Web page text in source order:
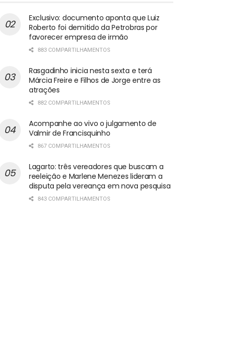
Exclusivo: documento aponta que Luiz
Roberto foi demitido da Petrobras por
favorecer empresa de irmão
883 COMPARTILHAMENTOS
Rasgadinho inicia nesta sexta e terá
Márcia Freire e Filhos de Jorge entre as
atrações
882 COMPARTILHAMENTOS
Acompanhe ao vivo o julgamento de
Valmir de Francisquinho
867 COMPARTILHAMENTOS
Lagarto: três vereadores que buscam a
reeleição e Marlene Menezes lideram a
disputa pela vereança em nova pesquisa
843 COMPARTILHAMENTOS